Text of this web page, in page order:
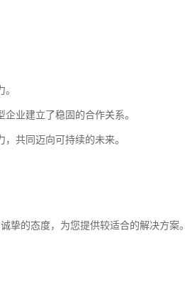
业建立了稳固的合作关系。
共同迈向可持续的未来。
挚的态度，为您提供较适合的解决方案。